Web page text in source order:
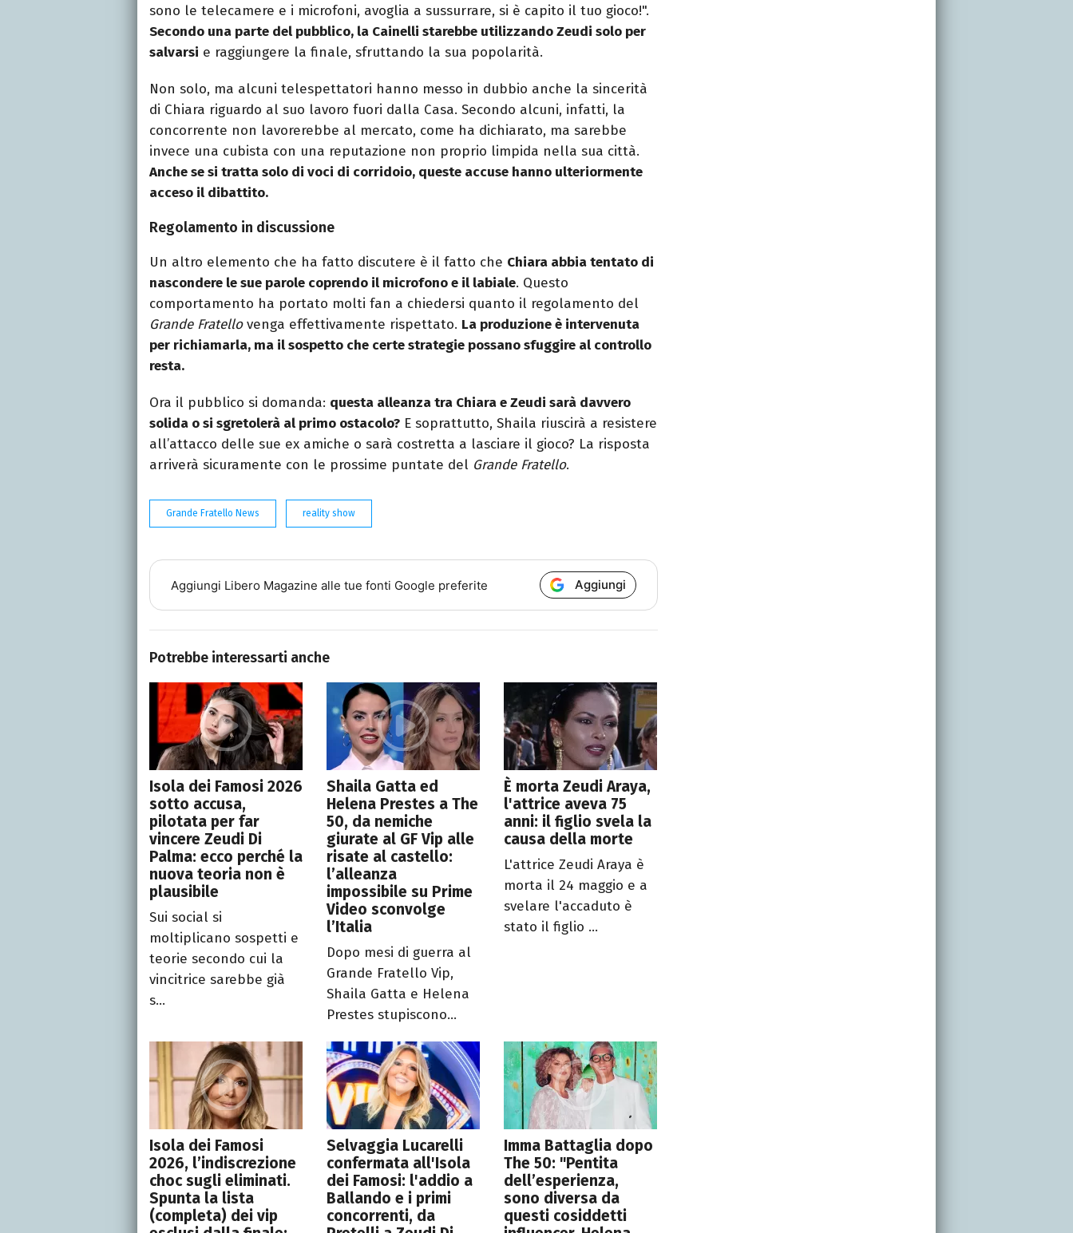
sono le telecamere e i microfoni, avoglia a sussurrare, si è capito il tuo gioco!".
Secondo una parte del pubblico, la Cainelli starebbe utilizzando Zeudi solo per
salvarsi e raggiungere la finale, sfruttando la sua popolarità.
Non solo, ma alcuni telespettatori hanno messo in dubbio anche la sincerità
di Chiara riguardo al suo lavoro fuori dalla Casa. Secondo alcuni, infatti, la
concorrente non lavorerebbe al mercato, come ha dichiarato, ma sarebbe
invece una cubista con una reputazione non proprio limpida nella sua città.
Anche se si tratta solo di voci di corridoio, queste accuse hanno ulteriormente
acceso il dibattito.
Regolamento in discussione
Un altro elemento che ha fatto discutere è il fatto che Chiara abbia tentato di
nascondere le sue parole coprendo il microfono e il labiale. Questo
comportamento ha portato molti fan a chiedersi quanto il regolamento del
Grande Fratellovenga effettivamente rispettato. La produzione è intervenuta
per richiamarla, ma il sospetto che certe strategie possano sfuggire al controllo
resta.
Ora il pubblico si domanda: questa alleanza tra Chiara e Zeudi sarà davvero
solida o si sgretolerà al primo ostacolo? E soprattutto, Shaila riuscirà a resistere
all’attacco delle sue ex amiche o sarà costretta a lasciare il gioco? La risposta
arriverà sicuramente con le prossime puntate del Grande Fratello.
Grande Fratello News reality show
Aggiungi Libero Magazine alle tue fonti Google preferite Aggiungi
Potrebbe interessarti anche
Isola dei Famosi 2026
sotto accusa,
pilotata per far
vincere Zeudi Di
Palma: ecco perché la
nuova teoria non è
plausibile
Sui social si
moltiplicano sospetti e
teorie secondo cui la
vincitrice sarebbe già
s...
Shaila Gatta ed
Helena Prestes a The
50, da nemiche
giurate al GF Vip alle
risate al castello:
l’alleanza
impossibile su Prime
Video sconvolge
l’Italia
Dopo mesi di guerra al
Grande Fratello Vip,
Shaila Gatta e Helena
Prestes stupiscono...
È morta Zeudi Araya,
l'attrice aveva 75
anni: il figlio svela la
causa della morte
L'attrice Zeudi Araya è
morta il 24 maggio e a
svelare l'accaduto è
stato il figlio ...
Isola dei Famosi
2026, l’indiscrezione
choc sugli eliminati.
Spunta la lista
(completa) dei vip
Selvaggia Lucarelli
confermata all'Isola
dei Famosi: l'addio a
Ballando e i primi
concorrenti, da
Imma Battaglia dopo
The 50: "Pentita
dell’esperienza,
sono diversa da
questi cosiddetti